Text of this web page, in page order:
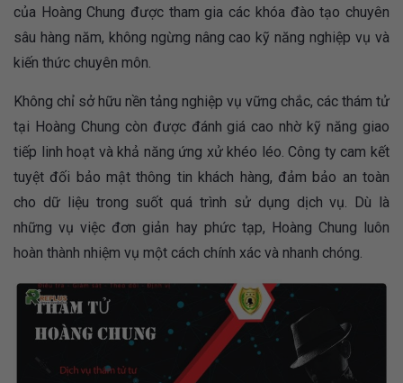
của Hoàng Chung được tham gia các khóa đào tạo chuyên
sâu hàng năm, không ngừng nâng cao kỹ năng nghiệp vụ và
kiến thức chuyên môn.
Không chỉ sở hữu nền tảng nghiệp vụ vững chắc, các thám tử
tại Hoàng Chung còn được đánh giá cao nhờ kỹ năng giao
tiếp linh hoạt và khả năng ứng xử khéo léo. Công ty cam kết
tuyệt đối bảo mật thông tin khách hàng, đảm bảo an toàn
cho dữ liệu trong suốt quá trình sử dụng dịch vụ. Dù là
những vụ việc đơn giản hay phức tạp, Hoàng Chung luôn
hoàn thành nhiệm vụ một cách chính xác và nhanh chóng.